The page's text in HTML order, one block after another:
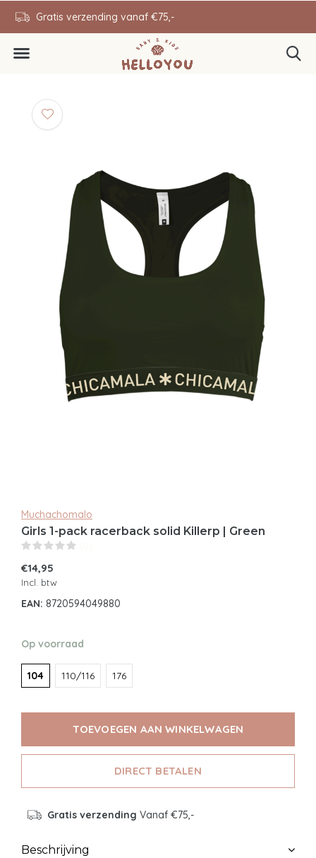
Gratis verzending vanaf €75,-
Muchachomalo
Girls 1-pack racerback solid Killerp | Green
€14,95
Incl. btw
EAN: 8720594049880
Op voorraad
104 110/116 176
TOEVOEGEN AAN WINKELWAGEN
DIRECT BETALEN
Gratis verzending Vanaf €75,-
Beschrijving